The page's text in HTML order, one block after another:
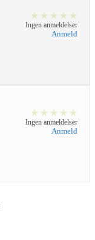
★ ★ ★ ★ ★
Ingen anmeldelser
Anmeld
★ ★ ★ ★ ★
Ingen anmeldelser
Anmeld